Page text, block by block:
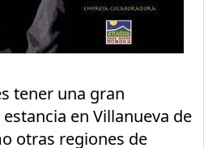
tener una gran
en Villanueva de
otras regiones de